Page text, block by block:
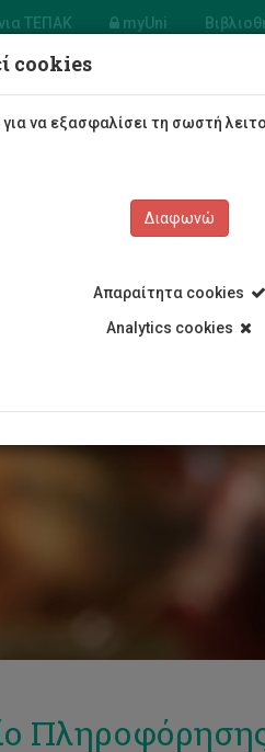
ΤΕΠΑΚ myUni
τριες Σπουδές
cookies
να εξασφαλίσει τη σωστή
Διαφωνώ
Απαραίτητα cookies
Analytics cookies